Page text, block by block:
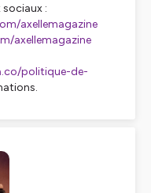
sociaux :
axellemagazine
axellemagazine
politique-de-